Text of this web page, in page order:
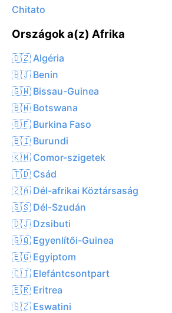
Chitato
Országok a(z) Afrika
🇩🇿 Algéria
🇧🇯 Benin
🇬🇼 Bissau-Guinea
🇧🇼 Botswana
🇧🇫 Burkina Faso
🇧🇮 Burundi
🇰🇲 Comor-szigetek
🇹🇩 Csád
🇿🇦 Dél-afrikai Köztársaság
🇸🇸 Dél-Szudán
🇩🇯 Dzsibuti
🇬🇶 Egyenlítői-Guinea
🇪🇬 Egyiptom
🇨🇮 Elefántcsontpart
🇪🇷 Eritrea
🇸🇿 Eswatini